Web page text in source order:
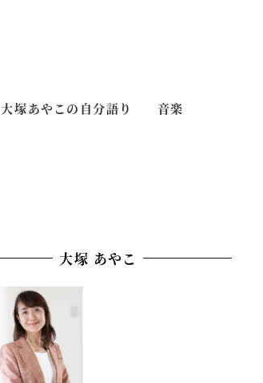
大塚あやこの自分語り 音楽
大塚 あやこ